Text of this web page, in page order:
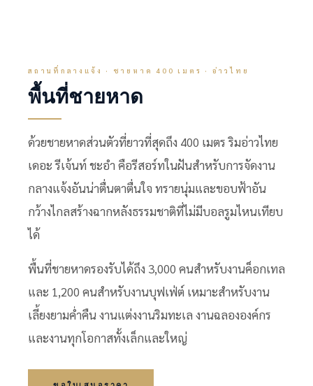
สถานที่กลางแจ้ง · ชายหาด 400 เมตร · อ่าวไทย
พื้นที่ชายหาด
ด้วยชายหาดส่วนตัวที่ยาวที่สุดถึง 400 เมตร ริมอ่าวไทย
เดอะ รีเจ้นท์ ชะอำ คือรีสอร์ทในฝันสำหรับการจัดงาน
กลางแจ้งอันน่าตื่นตาตื่นใจ ทรายนุ่มและขอบฟ้าอัน
กว้างไกลสร้างฉากหลังธรรมชาติที่ไม่มีบอลรูมไหนเทียบ
ได้
พื้นที่ชายหาดรองรับได้ถึง 3,000 คนสำหรับงานค็อกเทล
และ 1,200 คนสำหรับงานบุฟเฟ่ต์ เหมาะสำหรับงาน
เลี้ยงยามค่ำคืน งานแต่งงานริมทะเล งานฉลององค์กร
และงานทุกโอกาสทั้งเล็กและใหญ่